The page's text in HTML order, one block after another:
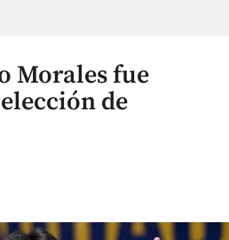
Morales fue
de